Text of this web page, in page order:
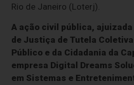
Rio de Janeiro (Loterj).
A ação civil pública,
de Justiça de Tutela
Público e da Cidadania da
empresa Digital Dreams
em Sistemas e